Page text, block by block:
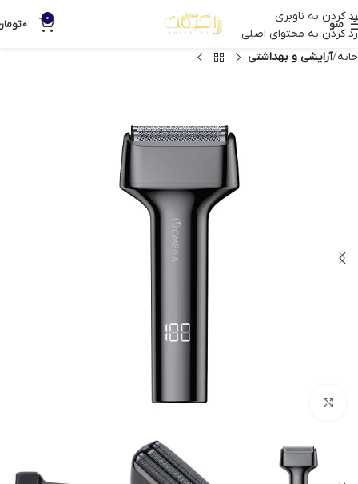
رد کردن به ناوبری
رد کردن به محتوای اصلی
منو 0
0
خانه آرایشی و بهداشتی